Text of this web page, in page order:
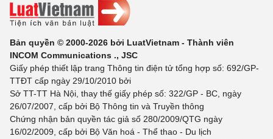
Bản quyền © 2000-2026 bởi LuatVietnam - Thành viên
INCOM Communications ., JSC
Giấy phép thiết lập trang Thông tin điện tử tổng hợp số: 692/GP-
TTĐT cấp ngày 29/10/2010 bởi
Sở TT-TT Hà Nội, thay thế giấy phép số: 322/GP - BC, ngày
26/07/2007, cấp bởi Bộ Thông tin và Truyền thông
Chứng nhận bản quyền tác giả số 280/2009/QTG ngày
16/02/2009, cấp bởi Bộ Văn hoá - Thể thao - Du lịch